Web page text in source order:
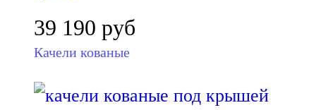
39 190 руб
Качели кованые